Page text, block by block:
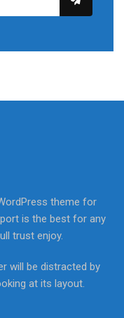
theme for
is the best for any
trust enjoy.
will be distracted by
at its layout.